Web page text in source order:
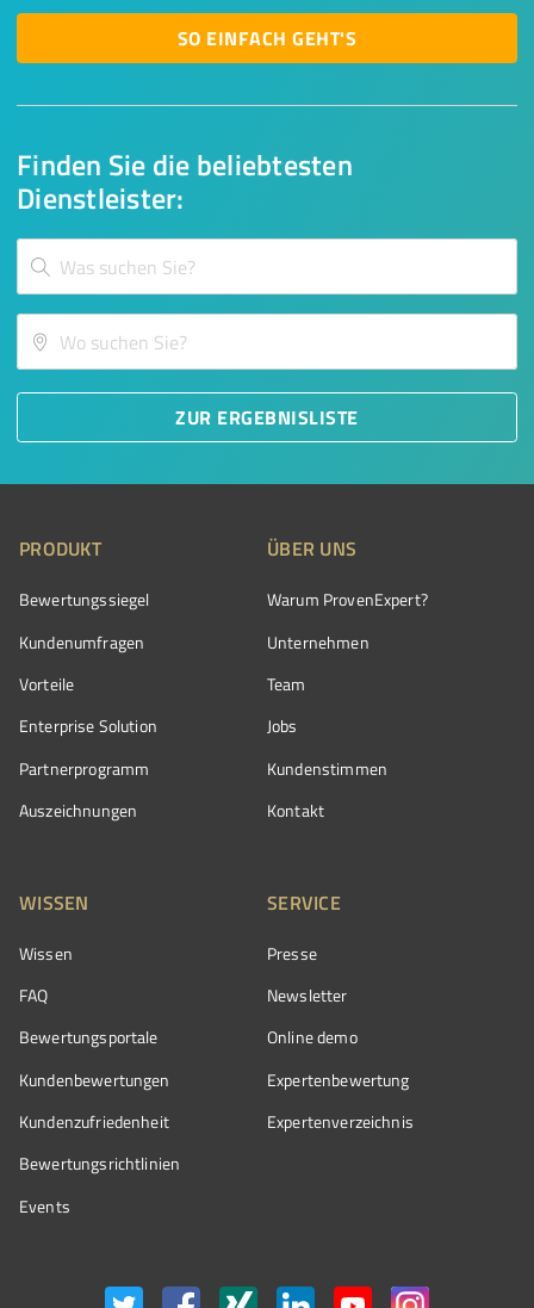
Finden Sie die beliebtesten
Dienstleister:
ZUR ERGEBNISLISTE
SO EINFACH GEHT'S
PRODUKT
Bewertungssiegel
Kundenumfragen
Vorteile
Enterprise Solution
Partnerprogramm
Auszeichnungen
ÜBER UNS
Warum ProvenExpert?
Unternehmen
Team
Jobs
Kundenstimmen
Kontakt
WISSEN
Wissen
FAQ
Bewertungsportale
Kundenbewertungen
Kundenzufriedenheit
Bewertungs­richtlinien
Events
SERVICE
Presse
Newsletter
Online demo
Expertenbewertung
Expertenverzeichnis